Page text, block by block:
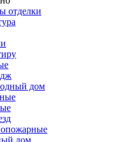
отделки
дом
дом